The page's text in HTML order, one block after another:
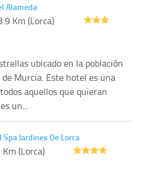
Alameda
Km (Lorca)
ubicado en la población
Murcia. Este hotel es una
aquellos que quieran
un...
Spa Jardines De Lorca
(Lorca)